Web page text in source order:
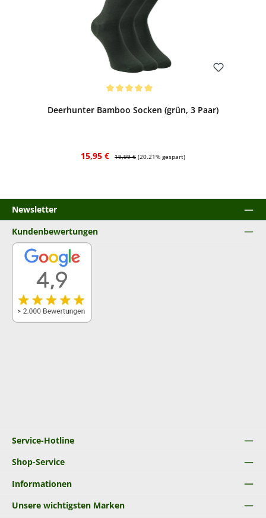
Deerhunter Bamboo Socken (grün, 3 Paar)
Verkaufspreis:
15,95 € Regulärer Preis:
19,99 € (20.21% gespart)
Newsletter
Service-Hotline
Shop-Service
Informationen
Unsere wichtigsten Marken
Kundenbewertungen